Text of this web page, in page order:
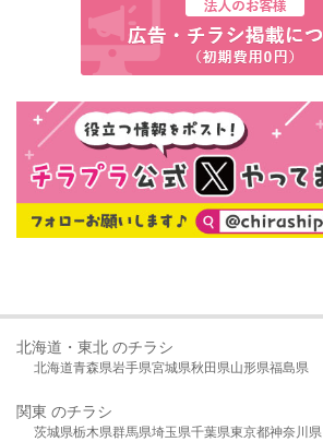
北海道・東北 のチラシ
北海道青森県岩手県宮城県秋田県山形県福島県
関東 のチラシ
茨城県栃木県群馬県埼玉県千葉県東京都神奈川県